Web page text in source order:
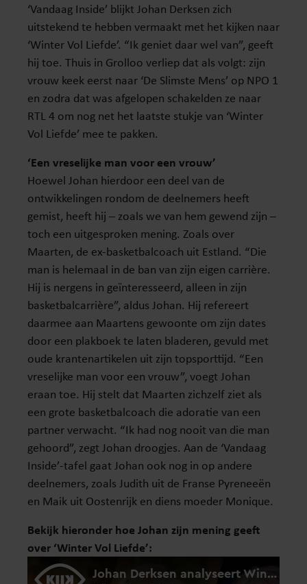
‘Vandaag Inside’ blijkt Johan Derksen zich
uitstekend te hebben vermaakt met het kijken naar
‘Winter Vol Liefde’. “Ik geniet daar wel van”, geeft
hij toe. Thuis in Grolloo verliep dat als volgt: zijn
vrouw keek eerst naar ‘De Slimste Mens’ op NPO 1
en zodra dat was afgelopen schakelden ze naar
RTL 4 om nog net het laatste stukje van ‘Winter
Vol Liefde’ mee te pakken.
‘Een vreselijke man voor een vrouw’
Hoewel Johan hierdoor een deel van de
ontwikkelingen rondom de deelnemers heeft
gemist, heeft hij – zoals we van hem gewend zijn –
toch een uitgesproken mening. Zoals over
Maarten, de ex-basketbalcoach uit Estland. “Die
man is helemaal in de ban van zijn eigen carrière.
Hij is nergens in geïnteresseerd, alleen in zijn
basketbalcarrière”, aldus Johan. Hij refereert
daarmee aan Maartens gewoonte om zijn dates
door een plakboek te laten bladeren, gevuld met
oude krantenartikelen uit zijn topsporttijd. “Een
vreselijke man voor een vrouw”, voegt Johan
eraan toe. Hij stelt dat Maarten zichzelf ziet als
een grote basketbalcoach die adoratie van een
partner verwacht. “Ik had nog nooit van die man
gehoord”, zegt Johan droogjes. Aan de ‘Vandaag
Inside’-tafel gaat Johan ook nog in op andere
deelnemers, zoals Judith uit de Franse Pyreneeën
en Maik uit Oostenrijk en diens moeder Monique.
Bekijk hieronder hoe Johan zijn mening geeft
over ‘Winter Vol Liefde’: